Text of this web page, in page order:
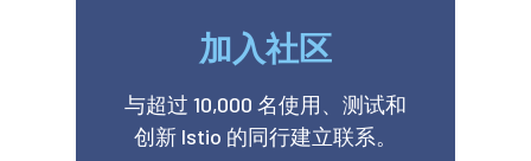
加入社区
与超过 10,000 名使用、测试和
创新 Istio 的同行建立联系。